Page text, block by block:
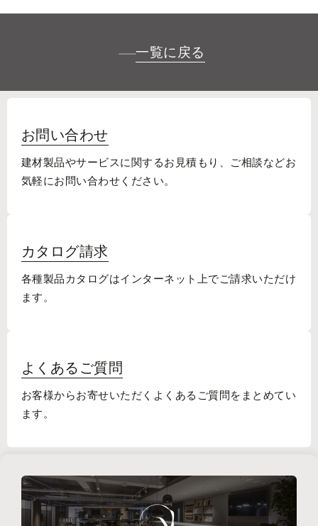
一覧に戻る
お問い合わせ
建材製品やサービスに関するお見積もり、 ご相談などお
気軽にお問い合わせください。
カタログ請求
各種製品カタログはインターネット上でご請求いただけ
ます。
よくあるご質問
お客様からお寄せいただくよくあるご質問をまとめてい
ます。